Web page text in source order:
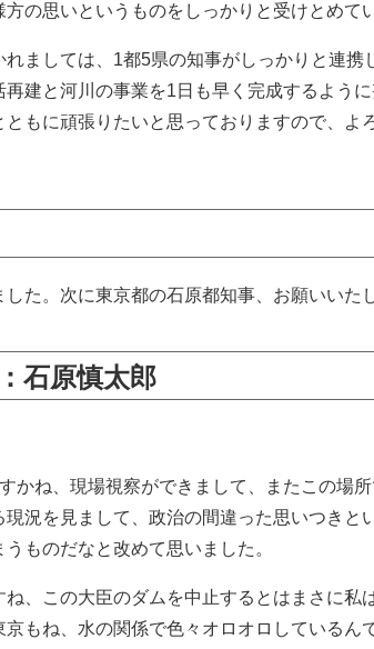
の思いというものをしっかりと受けとめて
ましては、1都5県の知事がしっかりと連携
建と河川の事業を1日も早く完成するよう
もに頑張りたいと思っておりますので、よ
た。次に東京都の石原都知事、お願いいた
石原慎太郎
かね、現場視察ができまして、またこの場所
況を見まして、政治の間違った思いつきと
ものだなと改めて思いました。
、この大臣のダムを中止するとはまさに私
京もね、水の関係で色々オロオロしているん